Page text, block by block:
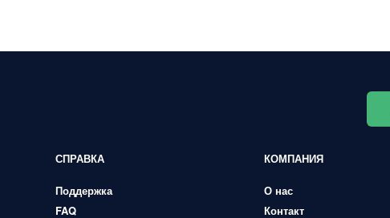
СПРАВКА
Поддержка
FAQ
КОМПАНИЯ
О нас
Контакт